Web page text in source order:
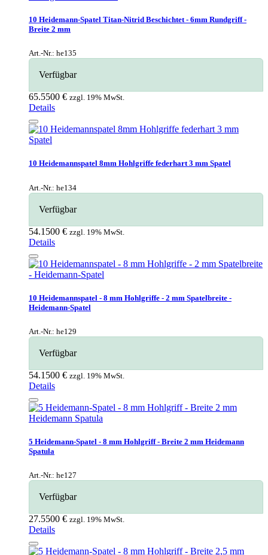
10 Heidemann-Spatel Titan-Nitrid Beschichtet - 6mm Rundgriff -
Breite 2 mm
Art.-Nr.: he135
Verfügbar
65.5500 € zzgl. 19% MwSt.
Details
10 Heidemannspatel 8mm Hohlgriffe federhart 3 mm Spatel
Art.-Nr.: he134
Verfügbar
54.1500 € zzgl. 19% MwSt.
Details
10 Heidemannspatel - 8 mm Hohlgriffe - 2 mm Spatelbreite -
Heidemann-Spatel
Art.-Nr.: he129
Verfügbar
54.1500 € zzgl. 19% MwSt.
Details
5 Heidemann-Spatel - 8 mm Hohlgriff - Breite 2 mm Heidemann
Spatula
Art.-Nr.: he127
Verfügbar
27.5500 € zzgl. 19% MwSt.
Details